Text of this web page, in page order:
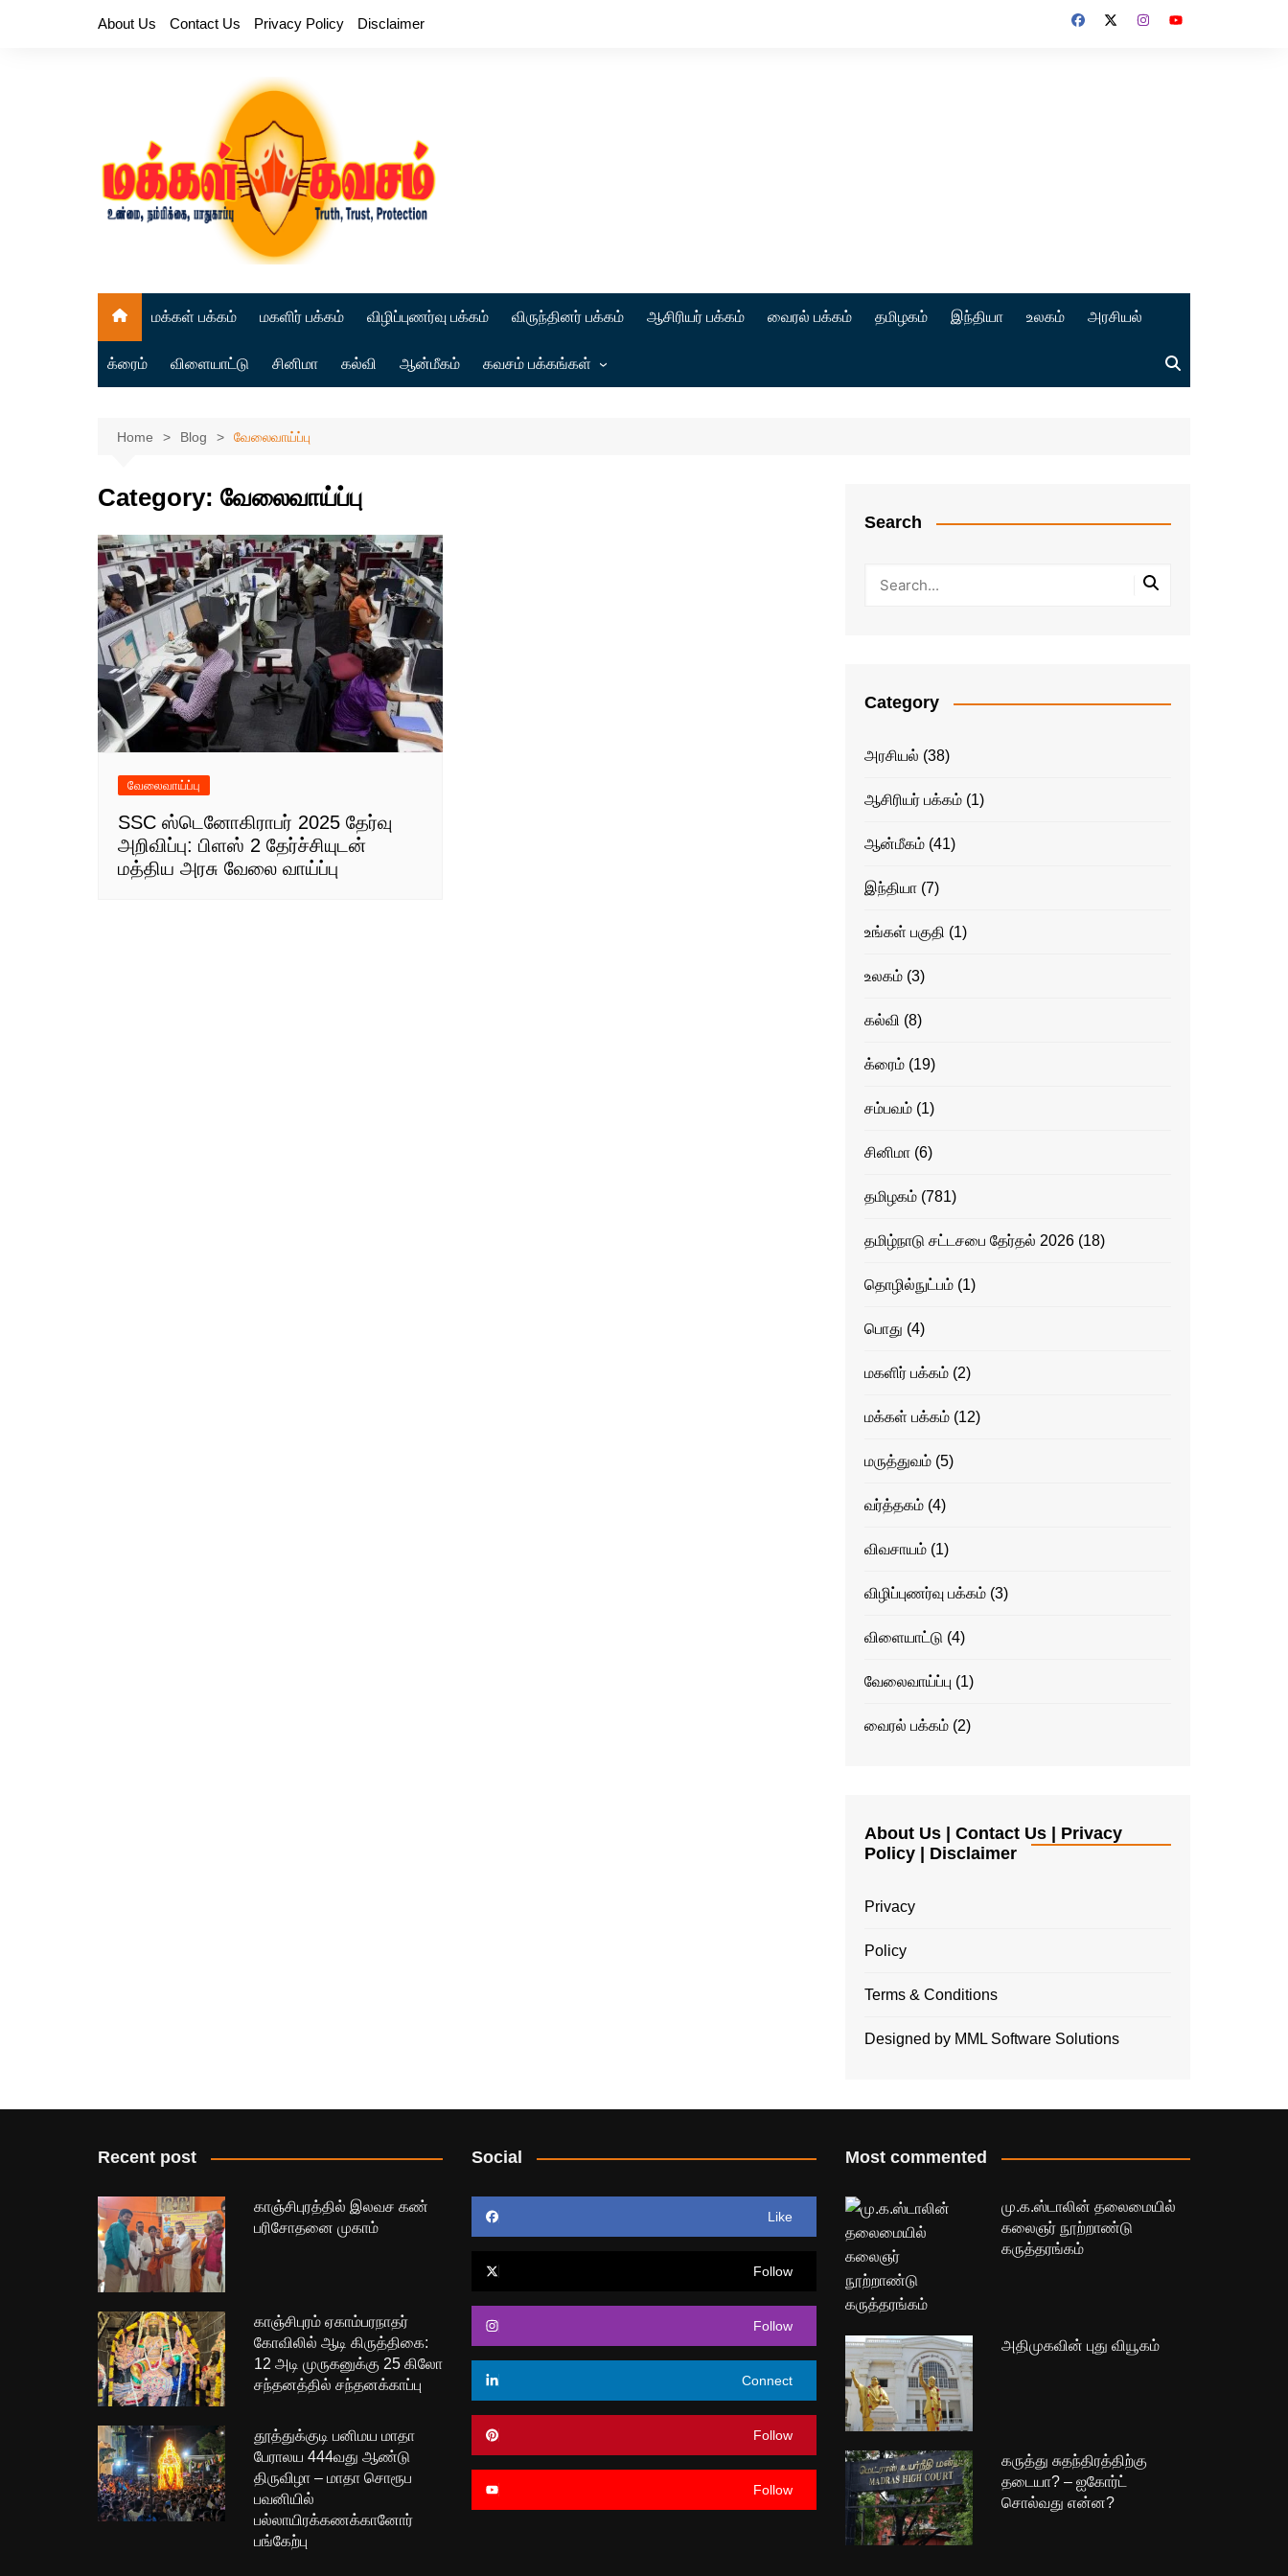
About Us Contact Us Privacy Policy Disclaimer
மக்கள் பக்கம் மகளிர் பக்கம் விழிப்புணர்வு பக்கம் விருந்தினர் பக்கம் ஆசிரியர் பக்கம் வைரல் பக்கம் தமிழகம் இந்தியா உலகம் அரசியல்
க்ரைம் விளையாட்டு சினிமா கல்வி ஆன்மீகம் கவசம் பக்கங்கள்
Home Blog வேலைவாய்ப்பு
Category: வேலைவாய்ப்பு
வேலைவாய்ப்பு
SSC ஸ்டெனோகிராபர் 2025 தேர்வு
அறிவிப்பு: பிளஸ் 2 தேர்ச்சியுடன்
மத்திய அரசு வேலை வாய்ப்பு
Search
Category
அரசியல் (38)
ஆசிரியர் பக்கம் (1)
ஆன்மீகம் (41)
இந்தியா (7)
உங்கள் பகுதி (1)
உலகம் (3)
கல்வி (8)
க்ரைம் (19)
சம்பவம் (1)
சினிமா (6)
தமிழகம் (781)
தமிழ்நாடு சட்டசபை தேர்தல் 2026 (18)
தொழில்நுட்பம் (1)
பொது (4)
மகளிர் பக்கம் (2)
மக்கள் பக்கம் (12)
மருத்துவம் (5)
வர்த்தகம் (4)
விவசாயம் (1)
விழிப்புணர்வு பக்கம் (3)
விளையாட்டு (4)
வேலைவாய்ப்பு (1)
வைரல் பக்கம் (2)
About Us | Contact Us | Privacy
Policy | Disclaimer
Privacy
Policy
Terms & Conditions
Designed by MML Software Solutions
Recent post
காஞ்சிபுரத்தில் இலவச கண்
பரிசோதனை முகாம்
காஞ்சிபுரம் ஏகாம்பரநாதர்
கோவிலில் ஆடி கிருத்திகை:
12 அடி முருகனுக்கு 25 கிலோ
சந்தனத்தில் சந்தனக்காப்பு
தூத்துக்குடி பனிமய மாதா
பேராலய 444வது ஆண்டு
திருவிழா – மாதா சொரூப
பவனியில்
பல்லாயிரக்கணக்கானோர்
பங்கேற்பு
Social
Like
Follow
Follow
Connect
Follow
Follow
Most commented
மு.க.ஸ்டாலின் தலைமையில்
கலைஞர் நூற்றாண்டு
கருத்தரங்கம்
அதிமுகவின் புது வியூகம்
கருத்து சுதந்திரத்திற்கு
தடையா? – ஐகோர்ட்
சொல்வது என்ன?